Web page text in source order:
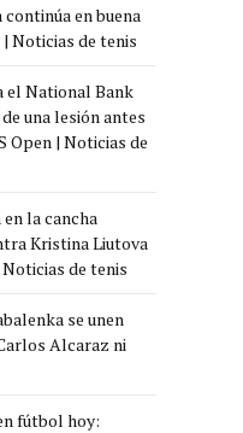
en buena
Noticias de tenis
el National Bank
una lesión antes
Open | Noticias de
la cancha
Kristina Liutova
de tenis
se unen
Alcaraz ni
fútbol hoy: